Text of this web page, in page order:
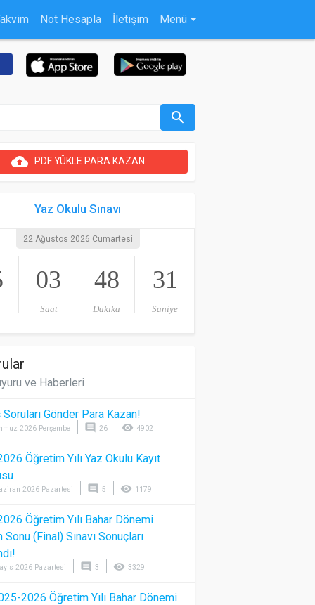
Not Hesapla İletişim Menü
search
cloud_uploadPDF YÜKLE PARA KAZAN
Yaz Okulu Sınavı
22 Ağustos 2026 Cumartesi
03
Saat
48
Dakika
30
Saniye
ve Haberleri
Soruları Gönder Para Kazan!
2026 Perşembe comment 26 visibility 4902
Öğretim Yılı Yaz Okulu Kayıt
2026 Pazartesi comment 5 visibility 1179
Öğretim Yılı Bahar Dönemi
Sonu (Final) Sınavı Sonuçları
2026 Pazartesi comment 3 visibility 3329
2026 Öğretim Yılı Bahar Dönemi